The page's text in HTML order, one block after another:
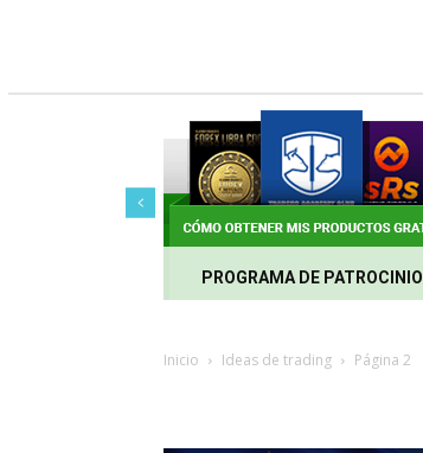
PROGRAMA DE PATROCINIO
Inicio Ideas de trading Página 2